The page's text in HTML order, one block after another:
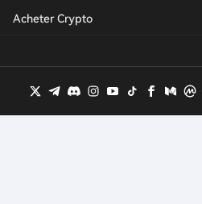
Acheter Crypto